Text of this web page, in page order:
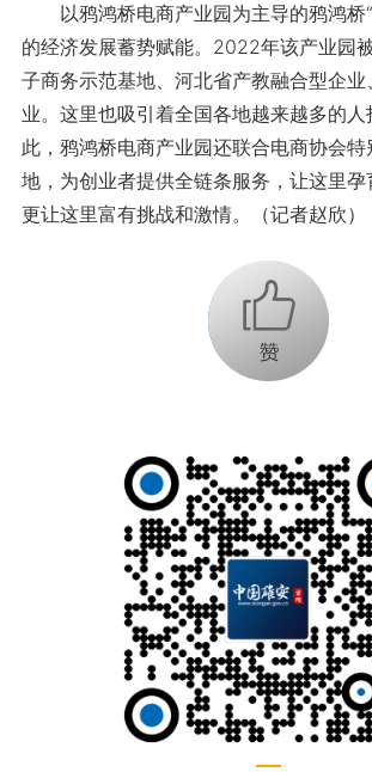
以鸦鸿桥电商产业园为主导的鸦鸿桥“
的经济发展蓄势赋能。2022年该产业园
子商务示范基地、河北省产教融合型企
业。这里也吸引着全国各地越来越多的人
此，鸦鸿桥电商产业园还联合电商协会特
地，为创业者提供全链条服务，让这里孕
更让这里富有挑战和激情。（记者赵欣）
+1